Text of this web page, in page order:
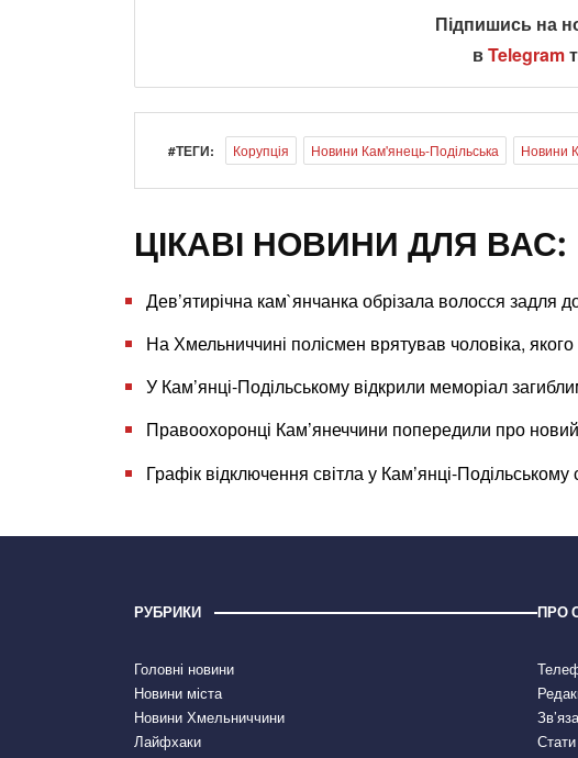
Підпишись на
вTelegram
#ТЕГИ: Корупція Новини Кам'янець-Подільська Новини
ЦІКАВІ НОВИНИ ДЛЯ ВАС:
Дев’ятирічна кам`янчанка обрізала волосся задля
На Хмельниччині полісмен врятував чоловіка,
У Кам’янці-Подільському відкрили меморіал
Правоохоронці Кам’янеччини попередили про
Графік відключення світла у Кам’янці-Подільському
РУБРИКИ
Головні новини
Новини міста
Новини Хмельниччини
Лайфхаки
ПРО